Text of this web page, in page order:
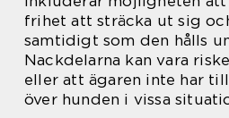
frihet att sträcka ut sig
samtidigt som den hålls
Nackdelarna kan vara
eller att ägaren inte har
över hunden i vissa